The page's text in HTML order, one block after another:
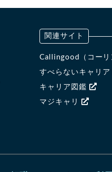
関連サイト
Callingood（コーリ
すべらないキャリア
キャリア図鑑
マジキャリ